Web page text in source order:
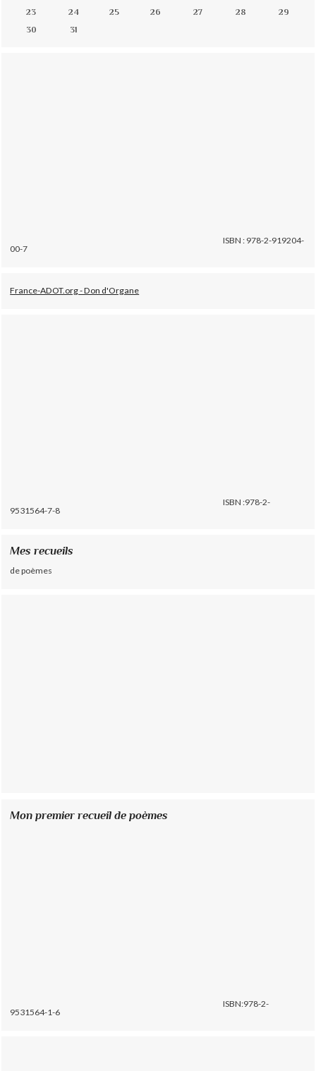
23 24 25 26 27 28
29
30
31
ISBN : 978-2-919204-
00-7
France-ADOT.org - Don d'Organe
ISBN :978-2-
9531564-7-8
Mes recueils
de poèmes
Mon premier recueil de poèmes
ISBN:978-2-
9531564-1-6